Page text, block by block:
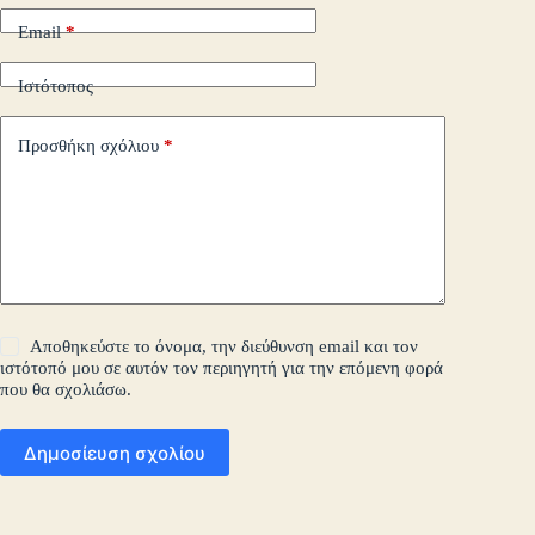
Email*
Ιστότοπος
Προσθήκη σχόλιου *
Αποθηκεύστε το όνομα, την διεύθυνση email και τον
ιστότοπό μου σε αυτόν τον περιηγητή για την επόμενη φορά
που θα σχολιάσω.
Δημοσίευση σχολίου